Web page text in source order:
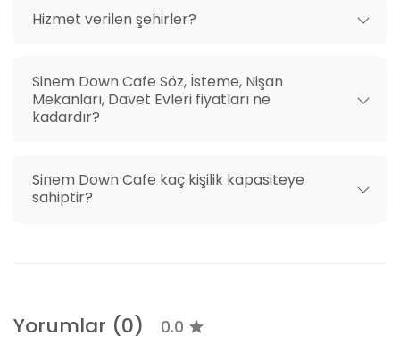
önemli önceliktir. Bu sebeple, tüm
organizasyonlarımız sırasında güncel sağlık ve
Mekanımız, huzurlu ve güvenli bir deneyim için
gereken tüm önlemlere sahiptir.
Hizmet verilen şehirler?
Sinem Down Cafe Söz, İsteme, Nişan
Mekanları, Davet Evleri fiyatları ne
kadardır?
Sinem Down Cafe kaç kişilik kapasiteye
sahiptir?
Yorumlar (0) 0.0